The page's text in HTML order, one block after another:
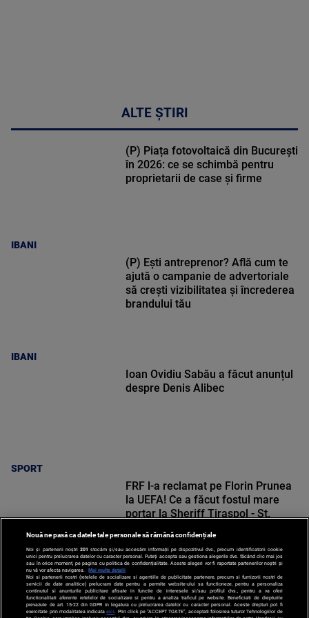
ALTE ȘTIRI
IBANI
(P) Piața fotovoltaică din București
în 2026: ce se schimbă pentru
proprietarii de case și firme
IBANI
(P) Ești antreprenor? Află cum te
ajută o campanie de advertoriale
să crești vizibilitatea și încrederea
brandului tău
SPORT
Ioan Ovidiu Sabău a făcut anunțul
despre Denis Alibec
SPORT
FRF l-a reclamat pe Florin Prunea
la UEFA! Ce a făcut fostul mare
portar la Sheriff Tiraspol - St.
Nouă ne pasă ca datele tale personale să rămână confidențiale
Noi și partenerii noștri 201 stocăm și/sau accesăm informații pe dispozitivul dvs., precum identificatorii cookie
unici pentru prelucrarea datelor cu caracter personal. Puteți accepta sau gestiona alegerile dvs. făcând clic mai jos
sau în orice moment, pe pagina cu politica de confidențialitate. Aceste alegeri vor fi raportate partenerilor noștri și
nu vă vor afecta navigarea.
Mai multe detalii
Noi si partenerii nostri (retelele de socializare si agentiile de publicitate partenere, precum si furnizorii nostri de
servicii de date analitice) prelucram date pentru a permite website-ului sa functioneze, pentru a personaliza
continutul si anunturile publicitare afisate in functie de interesele si/sau profilul dvs., pentru a va oferi
functionalitati aferente retelelor de socializare si pentru a analiza traficul pe website. Beneficiati de drepturile
prevazute de art. 15-22 din GDPR in legatura cu prelucrarea datelor cu caracter personal. Aceste drepturi pot fi
exercitate prin modalitatea indicataaici . Prin click pe “ACCEPT TOATE”, acceptati folosirea tuturor Tehnologiilor de